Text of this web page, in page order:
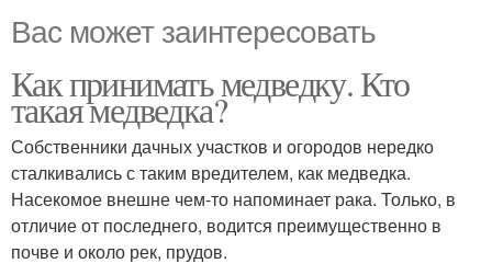
Вас может заинтересовать
Как принимать медведку. Кто
такая медведка?
Собственники дачных участков и огородов нередко
сталкивались с таким вредителем, как медведка.
Насекомое внешне чем-то напоминает рака. Только, в
отличие от последнего, водится преимущественно в
почве и около рек, прудов.